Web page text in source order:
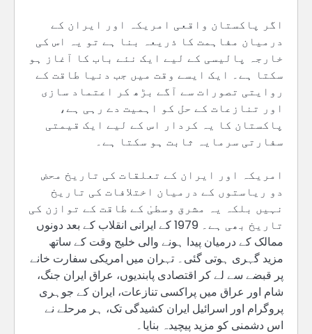
اگر پاکستان واقعی امریکہ اور ایران کے
درمیان مفاہمت کا ذریعہ بنا ہے تو یہ اس کی
خارجہ پالیسی کے لیے ایک نئے باب کا آغاز ہو
سکتا ہے۔ ایک ایسے وقت میں جب دنیا طاقت کے
روایتی تصورات سے آگے بڑھ کر اعتماد سازی
اور تنازعات کے حل کو اہمیت دے رہی ہے،
پاکستان کا یہ کردار اس کے لیے ایک قیمتی
سفارتی سرمایہ ثابت ہو سکتا ہے۔
امریکہ اور ایران کے تعلقات کی تاریخ محض
دو ریاستوں کے درمیان اختلافات کی تاریخ
نہیں بلکہ یہ مشرق وسطیٰ کے طاقت کے توازن کی
تاریخ بھی ہے۔ 1979 کے ایرانی انقلاب کے بعد دونوں
ممالک کے درمیان پیدا ہونے والی خلیج وقت کے ساتھ
مزید گہری ہوتی گئی۔ تہران میں امریکی سفارت خانے
پر قبضے سے لے کر اقتصادی پابندیوں، عراق ایران جنگ،
شام اور عراق میں پراکسی تنازعات، ایران کے جوہری
پروگرام اور اسرائیل ایران کشیدگی تک، ہر مرحلے نے
اس دشمنی کو مزید پیچیدہ بنایا۔